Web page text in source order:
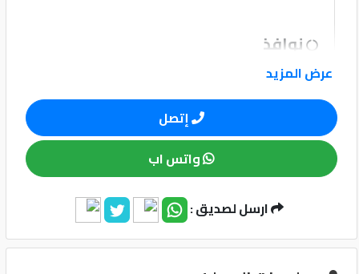
القطري
2020
©
نوافذ
نوافذ كهربائية امامية
نظام الصوت
وسائل الامان
نظام مانع للانغلاق-ABS
وسادة هوائية للسائق
عرض المزيد
إتصل
واتس اب
ارسل لصديق :